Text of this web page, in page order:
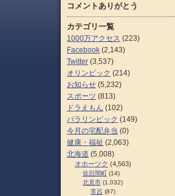
コメントありがとう
カテゴリ一覧
1000万アクセス (223)
Facebook (2,143)
Twitter (3,537)
オリンピック (214)
お知らせ (5,232)
スポーツ (813)
ドラえもん (102)
パラリンピック (149)
今月の宅配弁当 (0)
健康・福祉 (2,063)
北海道 (5,008)
オホーツク (4,563)
佐呂間町 (14)
北見市 (1,032)
常呂 (87)